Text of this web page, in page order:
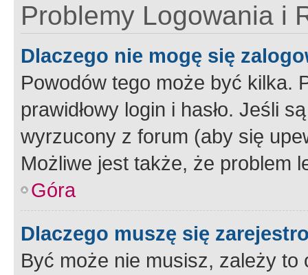
Problemy Logowania i
Dlaczego nie mogę się
Powodów tego może być kilka.
prawidłowy login i hasło. Jeśli
wyrzucony z forum (aby się
Możliwe jest także, że problem
Góra
Dlaczego muszę się
Być może nie musisz, zależy